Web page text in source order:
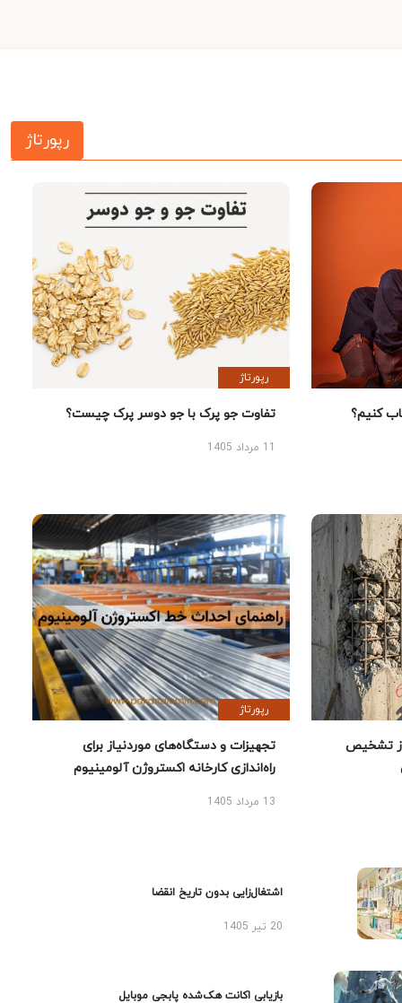
رپورتاژ
کنیم؟
رپورتاژ
تفاوت جو پرک با جو دوسر پرک چیست؟
تشخیص
رپورتاژ
تجهیزات و دستگاه‌های موردنیاز برای
راه‌اندازی کارخانه اکستروژن آلومینیوم
13 مرداد 1405
اشتغال‌زایی بدون تاریخ انقضا
20 تیر 1405
بازیابی اکانت هک‌شده پابجی موبایل